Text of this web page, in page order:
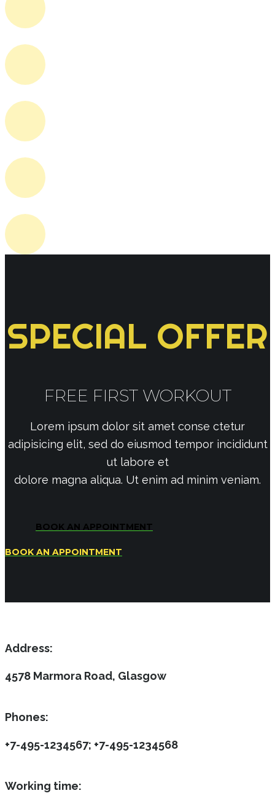
SPECIAL OFFER
FREE FIRST WORKOUT
Lorem ipsum dolor sit amet conse ctetur
adipisicing elit, sed do eiusmod tempor incididunt
ut labore et
dolore magna aliqua. Ut enim ad minim veniam.
BOOK AN APPOINTMENT
BOOK AN APPOINTMENT
Address:
4578 Marmora Road, Glasgow
Phones:
+7-495-1234567; +7-495-1234568
Working time: